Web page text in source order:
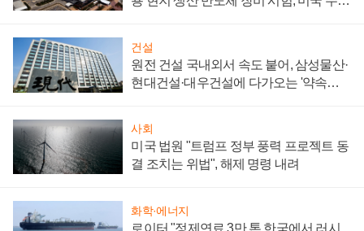
건설
원전 건설 국내외서 속도 붙어, 삼성물산·
현대건설·대우건설에 다가오는 '약속의
사회
미국 법원 "트럼프 정부 풍력 프로젝트 동
결 조치는 위법", 해제 명령 내려
화학·에너지
로이터 "정제연료 3만 톤 한국에서 러시